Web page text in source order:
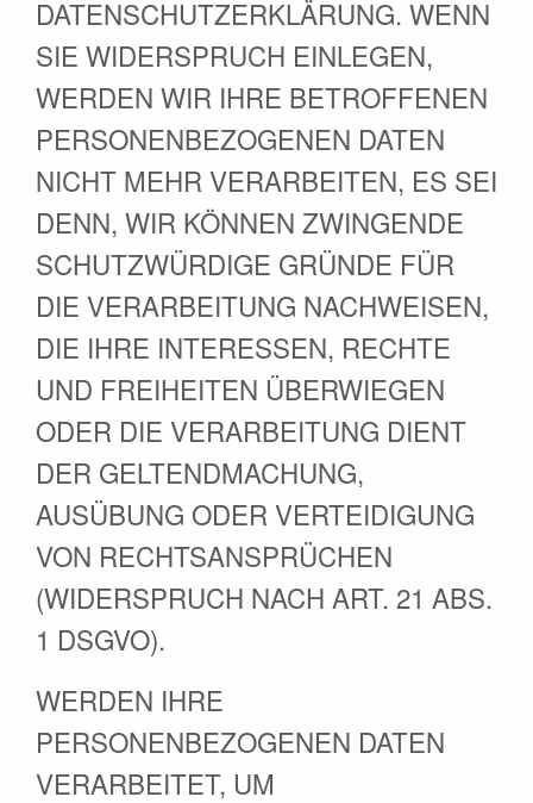
DATENSCHUTZERKLÄRUNG. WENN
SIE WIDERSPRUCH EINLEGEN,
WERDEN WIR IHRE BETROFFENEN
PERSONENBEZOGENEN DATEN
NICHT MEHR VERARBEITEN, ES SEI
DENN, WIR KÖNNEN ZWINGENDE
SCHUTZWÜRDIGE GRÜNDE FÜR
DIE VERARBEITUNG NACHWEISEN,
DIE IHRE INTERESSEN, RECHTE
UND FREIHEITEN ÜBERWIEGEN
ODER DIE VERARBEITUNG DIENT
DER GELTENDMACHUNG,
AUSÜBUNG ODER VERTEIDIGUNG
VON RECHTSANSPRÜCHEN
(WIDERSPRUCH NACH ART. 21 ABS.
1 DSGVO).
WERDEN IHRE
PERSONENBEZOGENEN DATEN
VERARBEITET, UM